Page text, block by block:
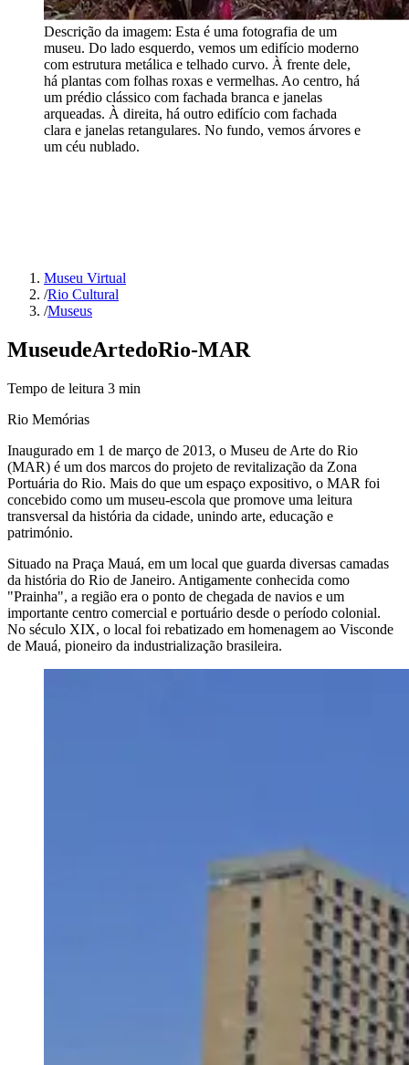
Descrição da imagem: Esta é uma fotografia de um
museu. Do lado esquerdo, vemos um edifício moderno
com estrutura metálica e telhado curvo. À frente dele,
há plantas com folhas roxas e vermelhas. Ao centro, há
um prédio clássico com fachada branca e janelas
arqueadas. À direita, há outro edifício com fachada
clara e janelas retangulares. No fundo, vemos árvores e
um céu nublado.
Museu Virtual
/Rio Cultural
/Museus
MuseudeArtedoRio-MAR
Tempo de leitura 3 min
Rio Memórias
Inaugurado em 1 de março de 2013, o Museu de Arte do Rio
(MAR) é um dos marcos do projeto de revitalização da Zona
Portuária do Rio. Mais do que um espaço expositivo, o MAR foi
concebido como um museu-escola que promove uma leitura
transversal da história da cidade, unindo arte, educação e
património.
Situado na Praça Mauá, em um local que guarda diversas camadas
da história do Rio de Janeiro. Antigamente conhecida como
"Prainha", a região era o ponto de chegada de navios e um
importante centro comercial e portuário desde o período colonial.
No século XIX, o local foi rebatizado em homenagem ao Visconde
de Mauá, pioneiro da industrialização brasileira.